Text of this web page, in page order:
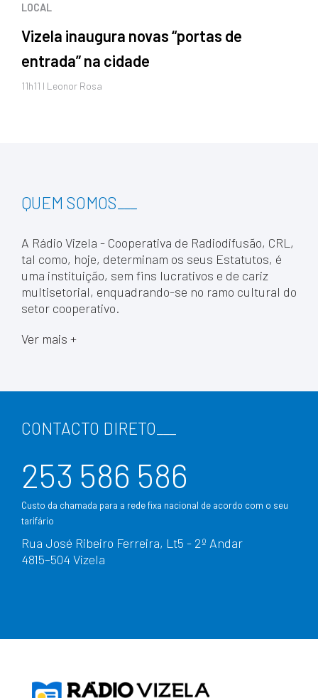
LOCAL
Vizela inaugura novas “portas de
entrada” na cidade
11h11 I Leonor Rosa
QUEM SOMOS
A Rádio Vizela - Cooperativa de Radiodifusão, CRL,
tal como, hoje, determinam os seus Estatutos, é
uma instituição, sem fins lucrativos e de cariz
multisetorial, enquadrando-se no ramo cultural do
setor cooperativo.
Ver mais +
CONTACTO DIRETO
253 586 586
Custo da chamada para a rede fixa nacional de acordo com o seu
tarifário
Rua José Ribeiro Ferreira, Lt5 - 2º Andar
4815–504 Vizela